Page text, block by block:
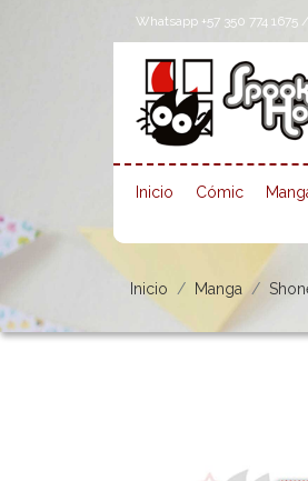
Whatsapp +57 350 774 1675
Inicio Cómic
Inicio Manga